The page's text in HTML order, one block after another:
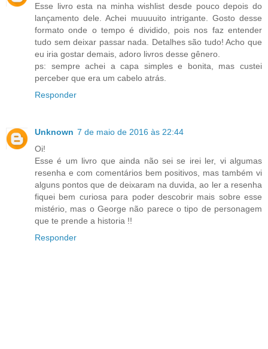
Esse livro esta na minha wishlist desde pouco depois do
lançamento dele. Achei muuuuito intrigante. Gosto desse
formato onde o tempo é dividido, pois nos faz entender
tudo sem deixar passar nada. Detalhes são tudo! Acho que
eu iria gostar demais, adoro livros desse gênero.
ps: sempre achei a capa simples e bonita, mas custei
perceber que era um cabelo atrás.
Responder
Unknown 7 de maio de 2016 às 22:44
Oi!
Esse é um livro que ainda não sei se irei ler, vi algumas
resenha e com comentários bem positivos, mas também vi
alguns pontos que de deixaram na duvida, ao ler a resenha
fiquei bem curiosa para poder descobrir mais sobre esse
mistério, mas o George não parece o tipo de personagem
que te prende a historia !!
Responder